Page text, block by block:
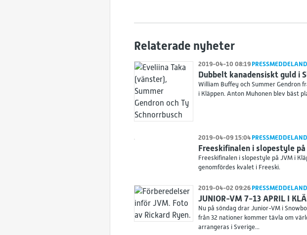
Relaterade nyheter
2019-04-10 08:19
Dubbelt kanadensiskt guld i
William Buffey och Summer Gendron
i Kläppen. Anton Muhonen blev bäst
2019-04-09 15:04
Freeskifinalen i slopestyle
Freeskifinalen i slopestyle på JVM i
genomfördes kvalet i Freeski.
2019-04-02 09:26
JUNIOR-VM 7-13 APRIL I
Nu på söndag drar Junior-VM i
från 32 nationer kommer tävla om
arrangeras i Sverige...